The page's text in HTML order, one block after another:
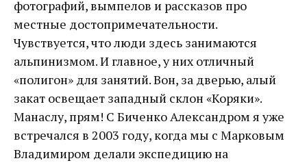
фотографий, вымпелов и рассказов про
местные достопримечательности.
Чувствуется, что люди здесь занимаются
альпинизмом. И главное, у них отличный
«полигон» для занятий. Вон, за дверью, алый
закат освещает западный склон «Коряки».
Манаслу, прям! С Биченко Александром я уже
встречался в 2003 году, когда мы с Марковым
Владимиром делали экспедицию на